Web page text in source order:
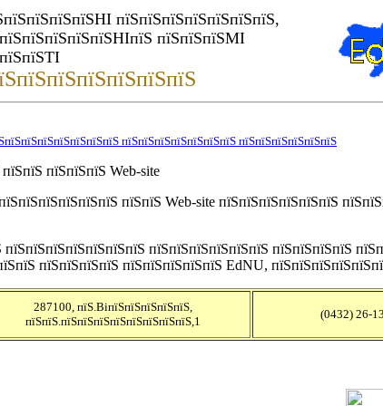
пїЅпїЅпїЅпїЅпїЅпїЅпїЅ,
пїЅпїЅпїЅМІ
пїЅпїЅпїЅпїЅпїЅпїЅпїЅ пїЅпїЅпїЅпїЅпїЅпїЅ
пїЅпїЅпїЅ Web-site
пїЅпїЅ Web-site пїЅпїЅпїЅпїЅпїЅпїЅ
пїЅпїЅпїЅпїЅпїЅпїЅ пїЅпїЅпїЅпїЅ
пїЅпїЅпїЅпїЅ пїЅпїЅпїЅпїЅпїЅ EdNU,
287100, пїЅ.ВіпїЅпїЅпїЅпїЅпїЅ,
пїЅпїЅ.пїЅпїЅпїЅпїЅпїЅпїЅпїЅпїЅ,1
(0432) 26-